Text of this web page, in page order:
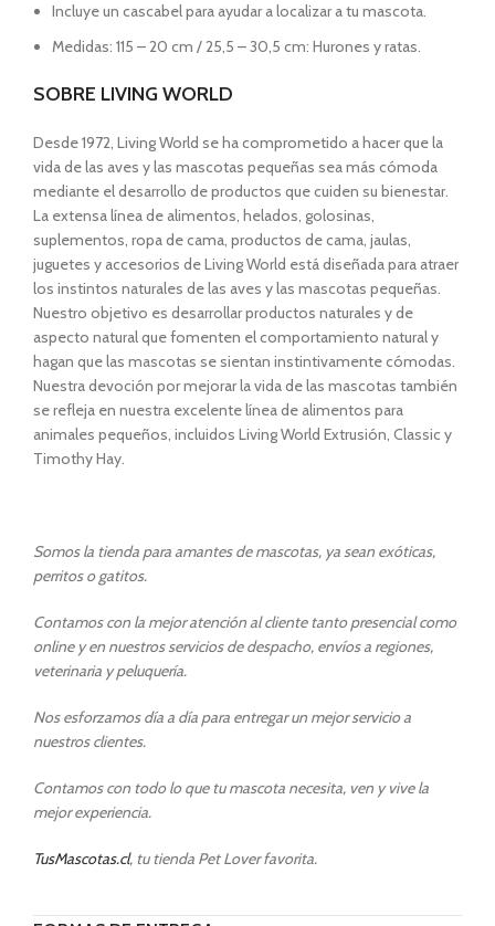
Incluye un cascabel para ayudar a localizar a tu mascota.
Medidas: 115 – 20 cm / 25,5 – 30,5 cm: Hurones y ratas.
SOBRE LIVING WORLD
Desde 1972, Living World se ha comprometido a hacer que la
vida de las aves y las mascotas pequeñas sea más cómoda
mediante el desarrollo de productos que cuiden su bienestar.
La extensa línea de alimentos, helados, golosinas,
suplementos, ropa de cama, productos de cama, jaulas,
juguetes y accesorios de Living World está diseñada para atraer
los instintos naturales de las aves y las mascotas pequeñas.
Nuestro objetivo es desarrollar productos naturales y de
aspecto natural que fomenten el comportamiento natural y
hagan que las mascotas se sientan instintivamente cómodas.
Nuestra devoción por mejorar la vida de las mascotas también
se refleja en nuestra excelente línea de alimentos para
animales pequeños, incluidos Living World Extrusión, Classic y
Timothy Hay.
Somos la tienda para amantes de mascotas, ya sean exóticas,
perritos o gatitos.
Contamos con la mejor atención al cliente tanto presencial como
online y en nuestros servicios de despacho, envíos a regiones,
veterinaria y peluquería.
Nos esforzamos día a día para entregar un mejor servicio a
nuestros clientes.
Contamos con todo lo que tu mascota necesita, ven y vive la
mejor experiencia.
TusMascotas.cl, tu tienda Pet Lover favorita.